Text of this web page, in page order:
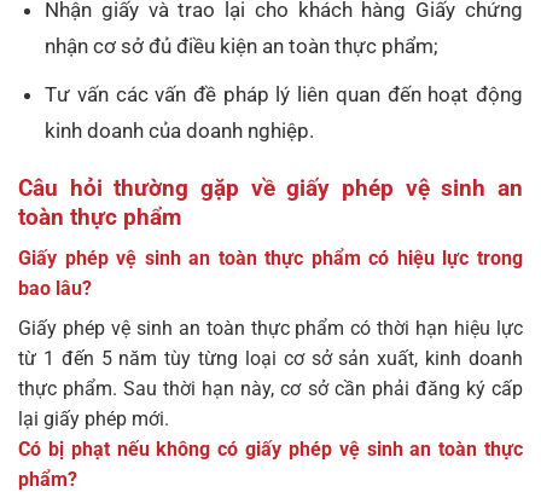
Nhận giấy và trao lại cho khách hàng Giấy chứng
nhận cơ sở đủ điều kiện an toàn thực phẩm;
Tư vấn các vấn đề pháp lý liên quan đến hoạt động
kinh doanh của doanh nghiệp.
Câu hỏi thường gặp về giấy phép vệ sinh an
toàn thực phẩm
Giấy phép vệ sinh an toàn thực phẩm có hiệu lực trong
bao lâu?
Giấy phép vệ sinh an toàn thực phẩm có thời hạn hiệu lực
từ 1 đến 5 năm tùy từng loại cơ sở sản xuất, kinh doanh
thực phẩm. Sau thời hạn này, cơ sở cần phải đăng ký cấp
lại giấy phép mới.
Có bị phạt nếu không có giấy phép vệ sinh an toàn thực
phẩm?